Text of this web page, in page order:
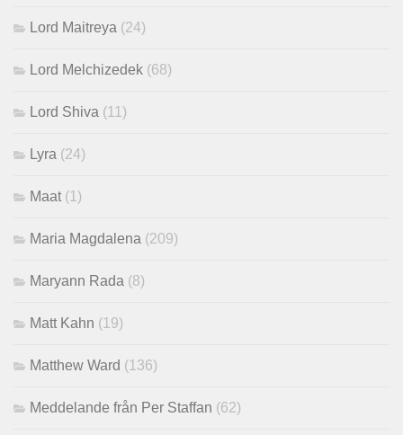
Lord Maitreya (24)
Lord Melchizedek (68)
Lord Shiva (11)
Lyra (24)
Maat (1)
Maria Magdalena (209)
Maryann Rada (8)
Matt Kahn (19)
Matthew Ward (136)
Meddelande från Per Staffan (62)